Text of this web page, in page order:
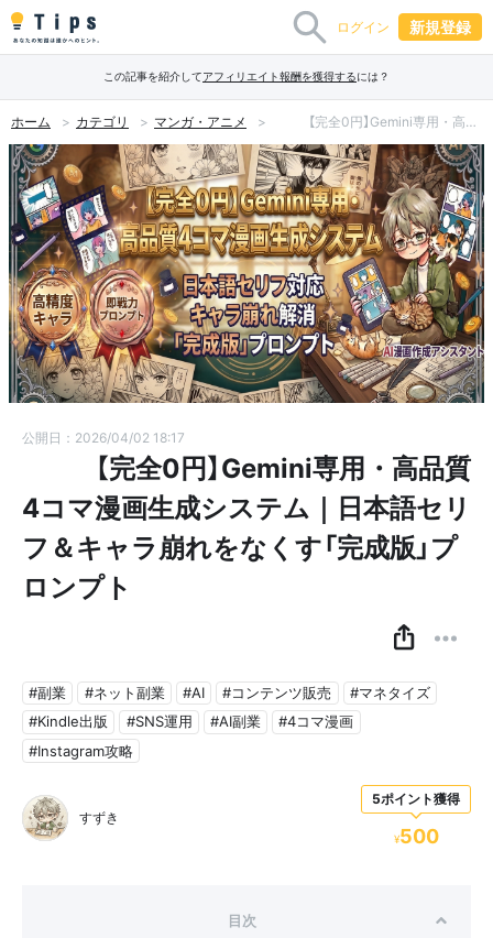
ログイン 新規登録
この記事を紹介してアフィリエイト報酬を獲得するには？
ホーム カテゴリ マンガ・アニメ 🎨✨ 【完全0円】Gemini専用・高品質4コマ漫画生成システム｜日本語セリフ＆キャラ崩れをなくす「完成版」プロンプト 🖌️📖
公開日：2026/04/02 18:17
🎨✨ 【完全0円】Gemini専用・高品質
4コマ漫画生成システム｜日本語セリ
フ＆キャラ崩れをなくす「完成版」プ
ロンプト 🖌️📖
#副業 #ネット副業 #AI #コンテンツ販売
#マネタイズ
#Kindle出版
#SNS運用 #AI副業
#4コマ漫画
#Instagram攻略
5ポイント獲得
¥500
すずき
目次